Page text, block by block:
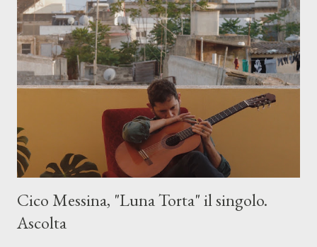
Cico Messina, "Luna Torta" il singolo.
Ascolta